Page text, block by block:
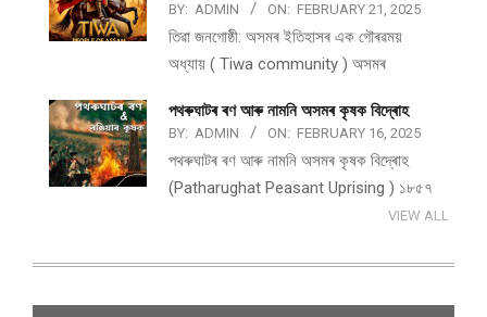
BY: ADMIN ON: FEBRUARY 21, 2025
তিৱা জনগোষ্ঠী: অসমৰ ইতিহাসৰ এক গৌৰৱময়
অধ্যায় ( Tiwa community ) অসমৰ
পথ​ৰুঘাট​ৰ ৰণ আৰু নামনি অসম​ৰ কৃষক বিদ্ৰোহ​
BY: ADMIN ON: FEBRUARY 16, 2025
পথ​ৰুঘাট​ৰ ৰণ আৰু নামনি অসম​ৰ কৃষক বিদ্ৰোহ​
(Patharughat Peasant Uprising ) ১৮৫৭
VIEW ALL